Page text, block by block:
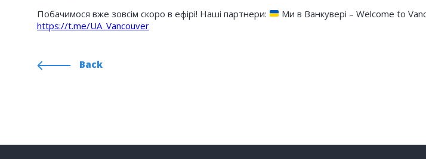
Побачимося вже зовсім скоро в ефірі! Наші партнери:
Ми в Ванкувері – Welcome to
https://t.me/UA_Vancouver
Back